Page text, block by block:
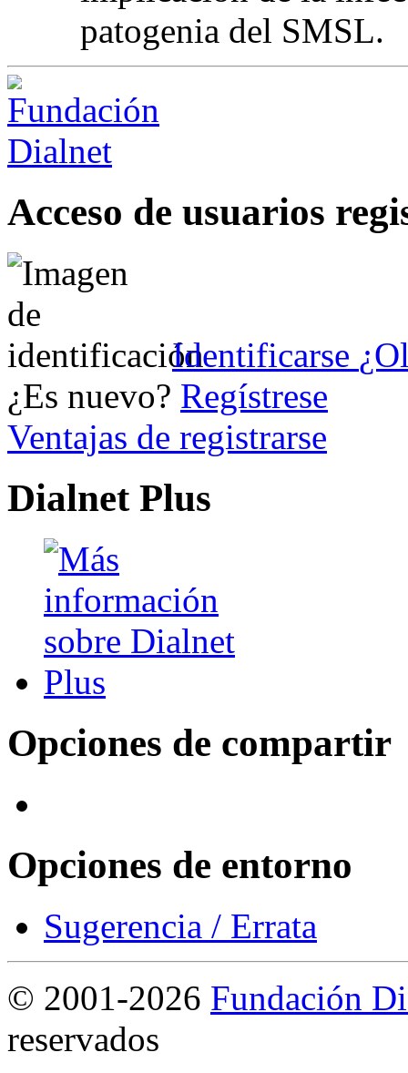
patogenia del SMSL.
Acceso de usuarios
Identificarse
¿Es nuevo? Regístrese
Ventajas de registrarse
Dialnet Plus
Opciones de compartir
Opciones de entorno
Sugerencia / Errata
© 2001-2026 Fundación
reservados